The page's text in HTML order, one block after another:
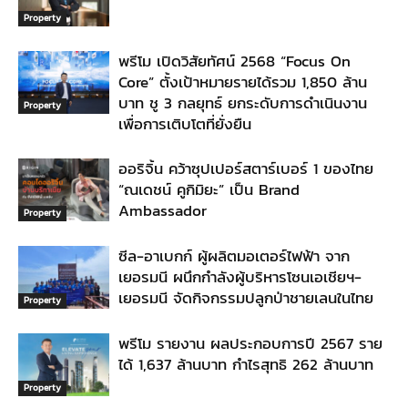
Property
Property
พรีโม เปิดวิสัยทัศน์ 2568 “Focus On
Core” ตั้งเป้าหมายรายได้รวม 1,850 ล้าน
บาท ชู 3 กลยุทธ์ ยกระดับการดำเนินงาน
เพื่อการเติบโตที่ยั่งยืน
Property
ออริจิ้น คว้าซุปเปอร์สตาร์เบอร์ 1 ของไทย
“ณเดชน์ คูกิมิยะ” เป็น Brand
Ambassador
Property
ซีล-อาเบกก์ ผู้ผลิตมอเตอร์ไฟฟ้า จาก
เยอรมนี ผนึกกำลังผู้บริหารโซนเอเชียฯ-
เยอรมนี จัดกิจกรรมปลูกป่าชายเลนในไทย
Property
พรีโม รายงาน ผลประกอบการปี 2567 ราย
ได้ 1,637 ล้านบาท กำไรสุทธิ 262 ล้านบาท